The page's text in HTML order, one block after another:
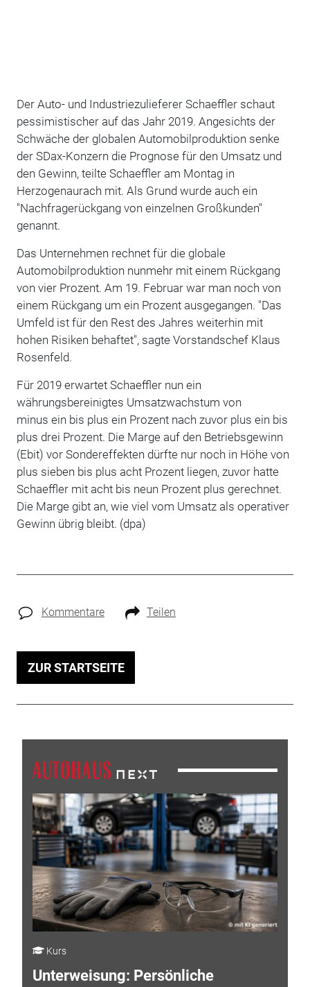
Der Auto- und Industriezulieferer Schaeffler schaut
pessimistischer auf das Jahr 2019. Angesichts der
Schwäche der globalen Automobilproduktion senke
der SDax-Konzern die Prognose für den Umsatz und
den Gewinn, teilte Schaeffler am Montag in
Herzogenaurach mit. Als Grund wurde auch ein
"Nachfragerückgang von einzelnen Großkunden"
genannt.
Das Unternehmen rechnet für die globale
Automobilproduktion nunmehr mit einem Rückgang
von vier Prozent. Am 19. Februar war man noch von
einem Rückgang um ein Prozent ausgegangen. "Das
Umfeld ist für den Rest des Jahres weiterhin mit
hohen Risiken behaftet", sagte Vorstandschef Klaus
Rosenfeld.
Für 2019 erwartet Schaeffler nun ein
währungsbereinigtes Umsatzwachstum von
minus ein bis plus ein Prozent nach zuvor plus ein bis
plus drei Prozent. Die Marge auf den Betriebsgewinn
(Ebit) vor Sondereffekten dürfte nur noch in Höhe von
plus sieben bis plus acht Prozent liegen, zuvor hatte
Schaeffler mit acht bis neun Prozent plus gerechnet.
Die Marge gibt an, wie viel vom Umsatz als operativer
Gewinn übrig bleibt. (dpa)
Kommentare Teilen
ZUR STARTSEITE
Kurs
Unterweisung: Persönliche